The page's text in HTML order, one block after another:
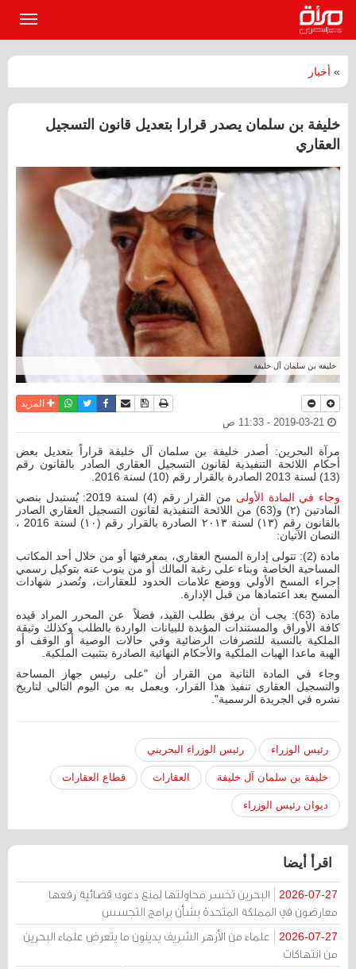
» أخبار
خليفة بن سلمان يصدر قرارا بتعديل قانون التسجيل
العقاري
خليفة بن سلمان آل خليفة
نسخة للطباعة
حفظ الموضوع
أرسل الى صديق
فيسبوكتويترواتسابالمزيد
مرآة البحرين: أصدر خليفة بن سلمان آل خليفة قراراً بتعديل بعض
أحكام اللائحة التنفيذية لقانون التسجيل العقاري الصادر بالقانون رقم
(13) لسنة 2013 الصادرة بالقرار رقم (10) لسنة 2016.
وجاء في المادة الأولى
من القرار رقم (4) لسنة 2019: يُستبدل بنصي
المادتين (۲) و(63) من اللائحة التنفيذية لقانون التسجيل العقاري الصادر
بالقانون رقم (۱۳) لسنة ۲۰۱۳ الصادرة بالقرار رقم (۱۰) لسنة 2016 ،
النصان الآتيان:
مادة (2): تتولى إدارة المسح العقاري، بمعرفتها أو من خلال أحد المكاتب
المساحية الخاصة وبناء على رغبة المالك أو من ينوب عنه بتوكيل رسمي
إجراء المسح الأولي ووضع علامات الحدود للعقارات، وتُصدر شهادات
المسح بعد اعتمادها من قبل الإدارة.
مادة (63): يجب أن يرفق بطلب القيد، فضلاً عن المحرر المراد قيده
كافة الأوراق والمستندات المؤيدة للبيانات الواردة بالطلب وكذلك وثيقة
الملكية بالنسبة للتصرفات الرضائية وفي حالات الوصية أو الوقف أو
الهبة ماعدا الهبات الملكية والأحكام النهائية الصادرة بتثبيت الملكية.
وجاء في المادة الثانية من القرار أن "على رئيس جهاز المساحة
والتسجيل العقاري تنفيذ هذا القرار، ويعمل به من اليوم التالي لتاريخ
نشره في الجريدة الرسمية".
رئيس الوزراء رئيس الوزراء البحريني
خليفة بن سلمان آل خليفة العقارات قطاع العقارات
ديوان رئيس الوزراء
اقرأ أيضا
2026-07-27
البحرين تخسر محاولتها لمنع دعوى قضائية رفعها
معارضون في المملكة المتحدة بشأن برامج التجسس
2026-07-27
علماء من الأزهر الشريف يدينون ما يتعرض علماء البحرين
من انتهاكات